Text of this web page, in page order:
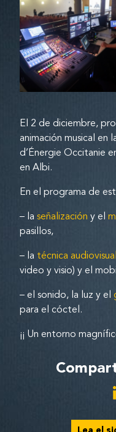
El 2 de diciembre,
animación musical en
d’Énergie Occitanie
en Albi.
En el programa de
– la señalización y el
pasillos,
– la técnica audiovisual
video y visio) y el
– el sonido, la luz y el
para el cóctel.
¡¡ Un entorno